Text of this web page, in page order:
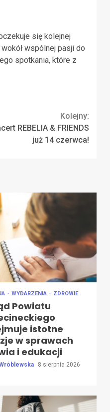
się kolejnej
wspólnej pasji do
spotkania, które z
Kolejny:
REBELIA & FRIENDS
już 14 czerwca!
WYDARZENIA ZDROWIE
Powiatu
istotne
w sprawach
i edukacji
8 sierpnia 2026